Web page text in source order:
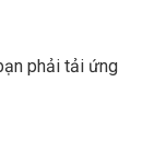
phải tải ứng